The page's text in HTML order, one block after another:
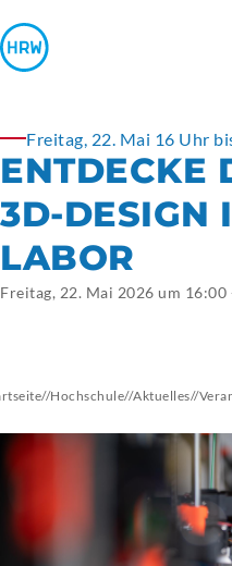
Freitag, 22. Mai 16 Uhr
ENTDECKE
3D-DESIGN
LABOR
Freitag, 22. Mai 2026 um
//Hochschule//Aktuelles//